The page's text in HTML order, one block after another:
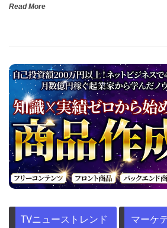
Read More
TVニューストレンド マーケ